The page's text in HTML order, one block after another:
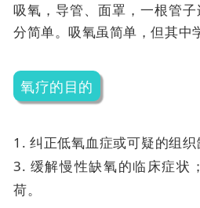
吸氧，导管、面罩，一根管
分简单。吸氧虽简单，但其中
氧疗的目的
1. 纠正低氧血症或可疑的组织
3. 缓解慢性缺氧的临床症状
荷。